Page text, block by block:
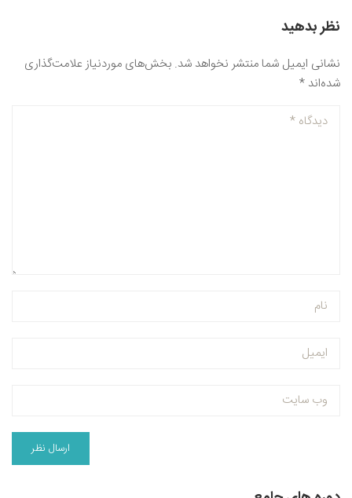
نظر بدهید
نشانی ایمیل شما منتشر نخواهد شد. بخش‌های موردنیاز علامت‌گذاری
شده‌اند *